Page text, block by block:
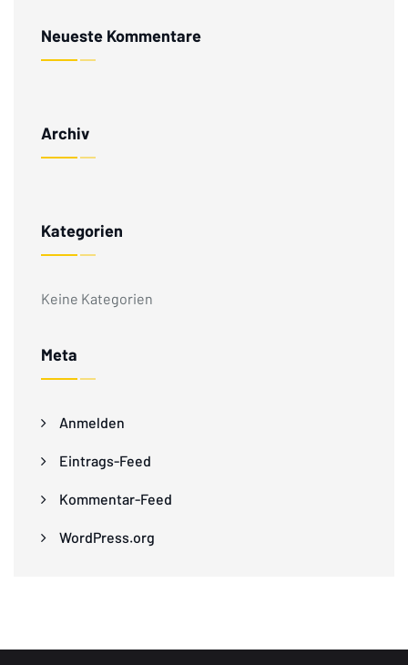
Neueste Kommentare
Archiv
Kategorien
Keine Kategorien
Meta
Anmelden
Eintrags-Feed
Kommentar-Feed
WordPress.org